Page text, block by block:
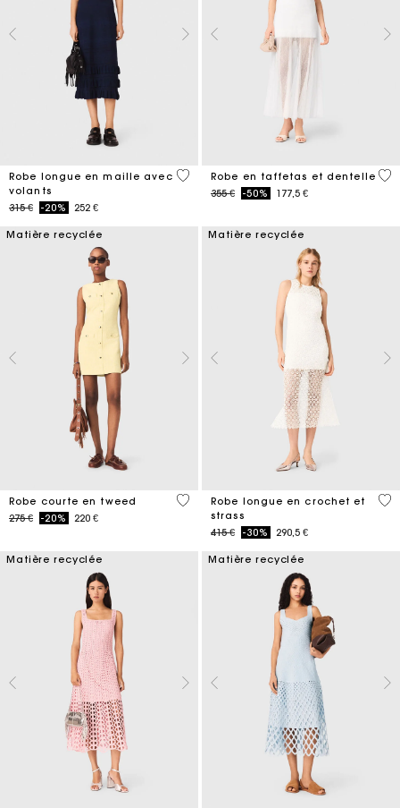
Robe longue en maille avec
volants
Price reduced from
315 €to-20% 252 €
5 out of 5 Customer Rating
Robe en taffetas et dentelle
Price reduced from
355 €to-50% 177,5 €
4,6
Matière recyclée
Robe courte en tweed
Price reduced from
275 €to-20% 220 €
4,7 out of 5 Customer Rating
Matière recyclée
Robe longue en crochet et
strass
Price reduced from
415 €to-30% 290,5 €
5
Matière recyclée Matière recyclée